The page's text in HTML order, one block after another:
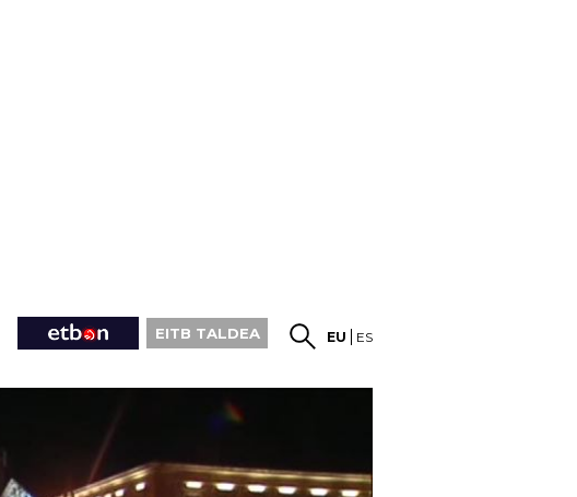
EITB TALDEA EU ES